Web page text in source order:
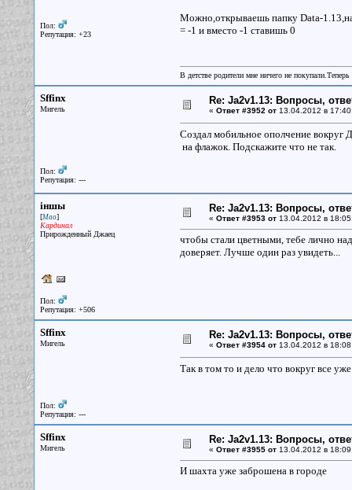
Пол:
Репутация: +23
Можно,открываешь папку Data-
= -1 и вместо -1 ставишь 0
В детстве родители мне ничего не
Sffinx
Мигель
Пол:
Репутация: ---
Re: Ja2v1.13: Вопросы,
« Ответ #3952 от13.04.2012 в
Создал мобильное ополчение вокруг
на флажок. Подскажите что не так.
iншы
[Мао]
Кардинал
Прирожденный Джаец
Пол:
Репутация: +506
Re: Ja2v1.13: Вопросы,
« Ответ #3953 от13.04.2012 в
чтобы стали цветными, тебе лично
доверяет. Лучше один раз увидеть...
Sffinx
Мигель
Пол:
Репутация: ---
Re: Ja2v1.13: Вопросы,
« Ответ #3954 от13.04.2012 в
Так в том то и дело что вокруг все
Sffinx
Мигель
Re: Ja2v1.13: Вопросы,
« Ответ #3955 от13.04.2012 в
И шахта уже заброшена в городе